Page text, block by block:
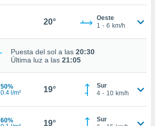
20°
Oeste
1 - 6 km/h
Puesta del sol a las 20:30
Última luz a las 21:05
50%
0.4 l/m²
19°
Sur
4 - 10 km/h
60%
19°
Sur